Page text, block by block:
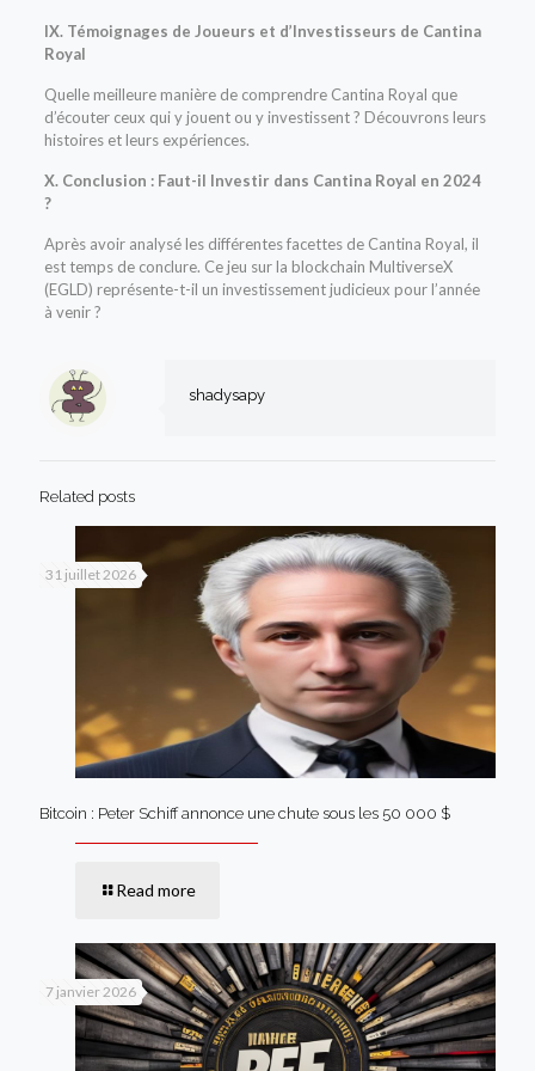
IX. Témoignages de Joueurs et d’Investisseurs de Cantina
Royal
Quelle meilleure manière de comprendre Cantina Royal que
d’écouter ceux qui y jouent ou y investissent ? Découvrons leurs
histoires et leurs expériences.
X. Conclusion : Faut-il Investir dans Cantina Royal en 2024
?
Après avoir analysé les différentes facettes de Cantina Royal, il
est temps de conclure. Ce jeu sur la blockchain MultiverseX
(EGLD) représente-t-il un investissement judicieux pour l’année
à venir ?
shadysapy
Related posts
31 juillet 2026
Bitcoin : Peter Schiff annonce une chute sous les 50 000 $
Read more
7 janvier 2026